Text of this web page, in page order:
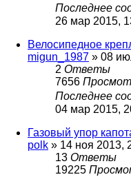
Последнее
26 мар 2015,
Велосипедное
migun_1987 » 08
2 Ответы
7656
Последнее
04 мар 2015,
Газовый упор
polk » 14 ноя 2013,
13 Ответы
19225